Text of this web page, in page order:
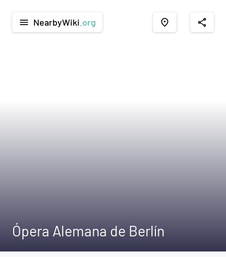
menu NearbyWiki .org place share
Ópera Alemana de Berlín